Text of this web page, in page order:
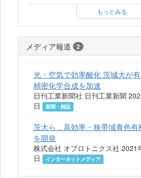
もっとみる
メディア報道 2
光・空気で効率酸化 茨城大が有
精密化学合成を加速
日刊工業新聞社 日刊工業新聞
日
新聞・雑誌
茨大ら，高効率・狭帯域青色
を開発
株式会社 オプロトニクス社 2021
日
インターネットメディア